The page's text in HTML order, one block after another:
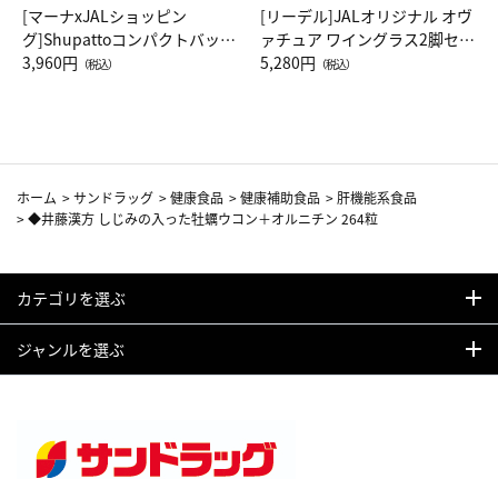
[マーナxJALショッピン
グ]Shupattoコンパクトバッグ
Drop JAL客室乗務員（LC）ス
3,960円 （税込）
[リーデル]JALオリジナル オヴ
ァチュア ワイングラス2脚セッ
ト（レッドワイン）
5,280円 （税込）
ホーム >サンドラッグ >健康食品 >健康補助食品 > 肝機能系食品
>◆井藤漢方 しじみの入った牡蠣ウコン＋オルニチン 264粒
カテゴリを選ぶ
ジャンルを選ぶ